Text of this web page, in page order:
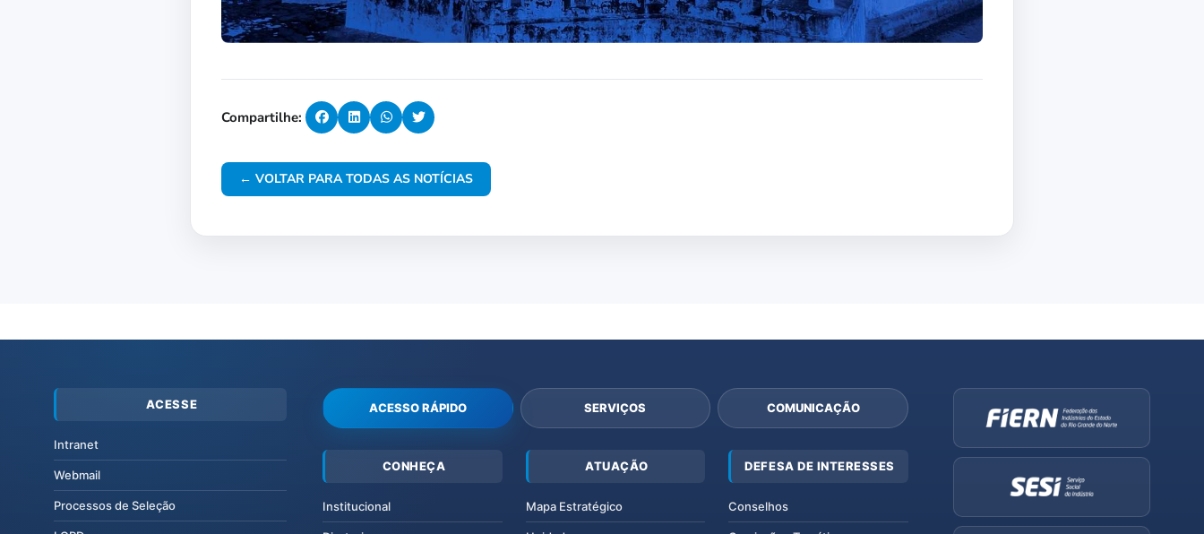
Compartilhe:
← VOLTAR PARA TODAS AS NOTÍCIAS
ACESSE
Intranet
Webmail
Processos de Seleção
ACESSO RÁPIDO SERVIÇOS COMUNICAÇÃO
CONHEÇA
Institucional
ATUAÇÃO
Mapa Estratégico
DEFESA DE INTERESSES
Conselhos